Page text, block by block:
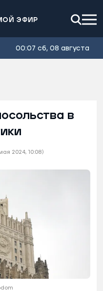
ЭФИР
00:07 сб, 08 августа
2024, 10:08)
в